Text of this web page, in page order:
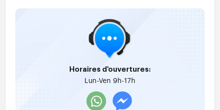
Horaires d'ouvertures:
Lun-Ven 9h-17h